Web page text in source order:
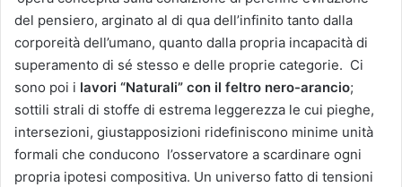
del pensiero, arginato al di qua dell’infinito tanto dalla
corporeità dell’umano, quanto dalla propria incapacità di
superamento di sé stesso e delle proprie categorie. Ci
sono poi i lavori “Naturali” con il feltro nero-arancio;
sottili strali di stoffe di estrema leggerezza le cui pieghe,
intersezioni, giustapposizioni ridefiniscono minime unità
formali che conducono l’osservatore a scardinare ogni
propria ipotesi compositiva. Un universo fatto di tensioni